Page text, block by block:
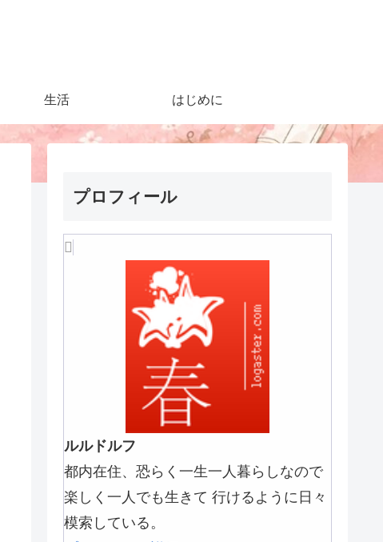
生活 はじめに
プロフィール
ルルドルフ
都内在住、恐らく一生一人暮らしなので
楽しく一人でも生きて 行けるように日々
模索している。